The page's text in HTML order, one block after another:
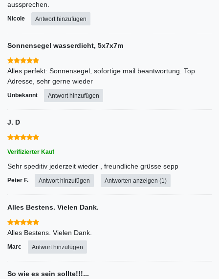
aussprechen.
Nicole Antwort hinzufügen
Sonnensegel wasserdicht, 5x7x7m
Alles perfekt: Sonnensegel, sofortige mail beantwortung. Top
Adresse, sehr gerne wieder
Unbekannt Antwort hinzufügen
J. D
Verifizierter Kauf
Sehr speditiv jederzeit wieder , freundliche grüsse sepp
Peter F. Antwort hinzufügen Antworten anzeigen (1)
Alles Bestens. Vielen Dank.
Alles Bestens. Vielen Dank.
Marc Antwort hinzufügen
So wie es sein sollte!!!...